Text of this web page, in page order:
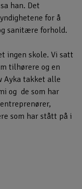
han. Det
for å
sanitære forhold.
ingen skole. Vi satt
tilhørere og en
Ayka takket alle
og de som har
som har stått på i